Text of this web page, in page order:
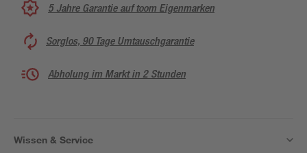
5 Jahre Garantie auf toom Eigenmarken
Sorglos, 90 Tage Umtauschgarantie
Abholung im Markt in 2 Stunden
Wissen & Service